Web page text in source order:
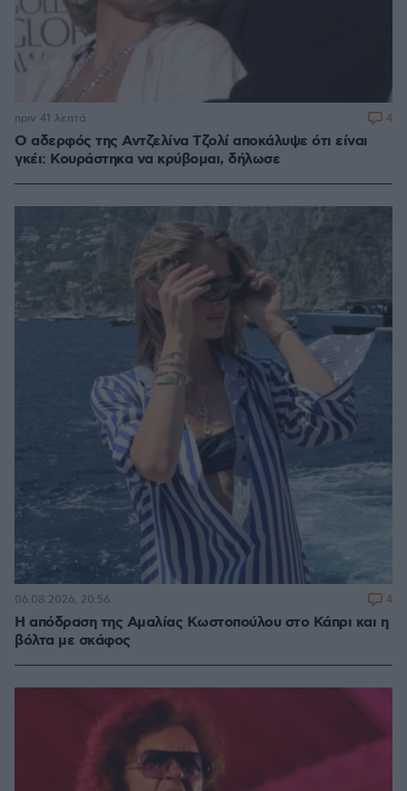
Ο αδερφός της Αντζελίνα Τζολί αποκάλυψε ότι είναι
γκέι: Κουράστηκα να κρύβομαι, δήλωσε
πριν 41 λεπτά 4
Η απόδραση της Αμαλίας Κωστοπούλου στο Κάπρι και η
βόλτα με σκάφος
06.08.2026, 20:56 4